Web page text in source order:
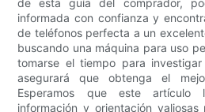
informada con confianza y
de teléfonos perfecta a un
buscando una máquina para uso
tomarse el tiempo para
asegurará que obtenga el
Esperamos que este artículo
información y orientación